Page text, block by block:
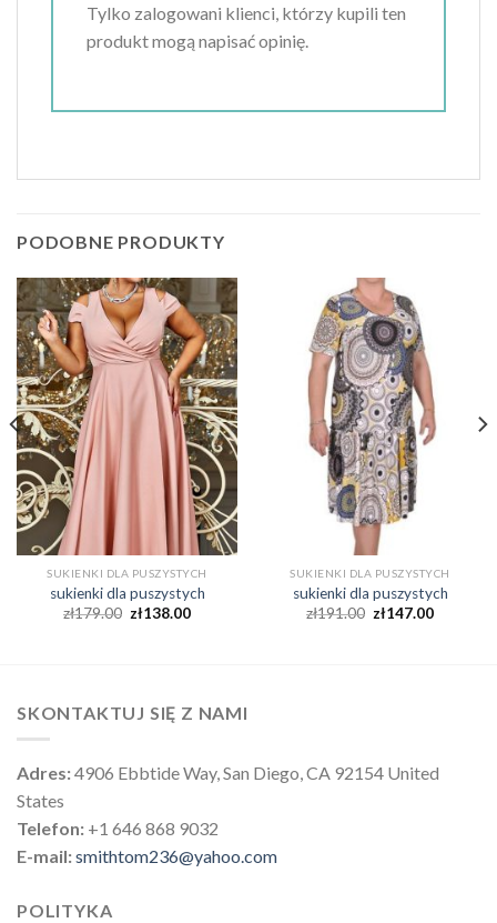
Tylko zalogowani klienci, którzy kupili ten
produkt mogą napisać opinię.
PODOBNE PRODUKTY
SUKIENKI DLA PUSZYSTYCH
sukienki dla puszystych
zł179.00 zł138.00
SUKIENKI DLA PUSZYSTYCH
sukienki dla puszystych
zł191.00 zł147.00
SKONTAKTUJ SIĘ Z NAMI
Adres:4906 Ebbtide Way, San Diego, CA 92154 United
States
Telefon: +1 646 868 9032
E-mail:smithtom236@yahoo.com
POLITYKA